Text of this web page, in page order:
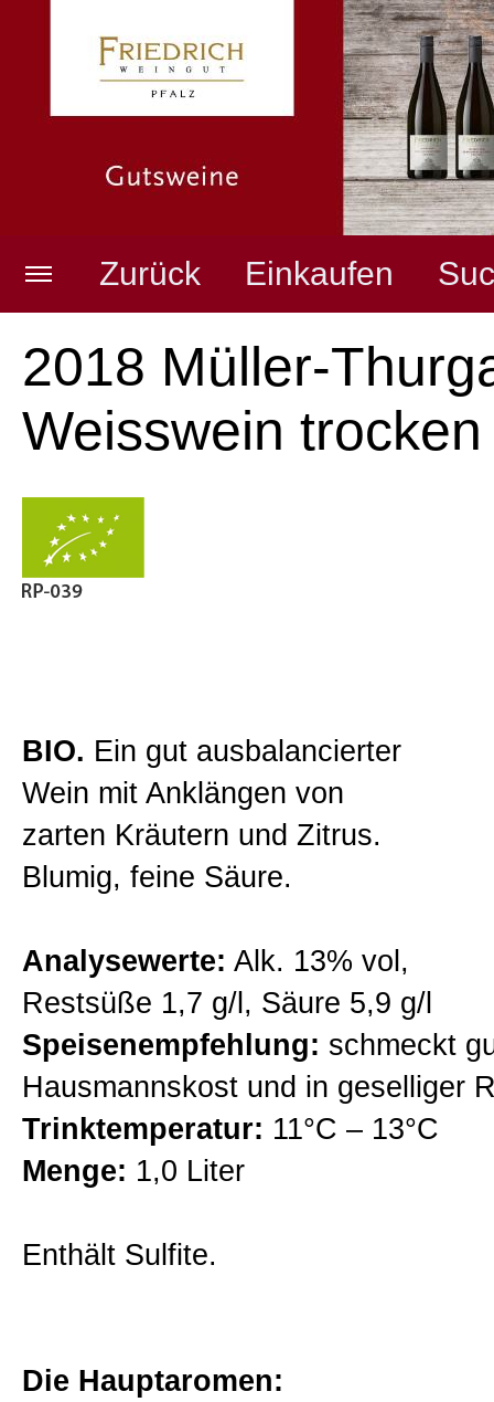
Zurück Einkaufen
Weingut
Pfälzer Weine
Gutsweine
Lagenweine
Premiumweine
Barriqueweine
Fritzl Weine
Naturwein
Probierpakete
Auszeichnungen
Merkzettel anzeigen
Warenkorb anzeigen
Zur Kasse gehen
2018 Müller-
Weisswein
BIO. Ein gut ausbalancierter
Wein mit Anklängen von
zarten Kräutern und Zitrus.
Blumig, feine Säure.
Analysewerte: Alk. 13% vol,
Restsüße 1,7 g/l, Säure 5,9 g/l
Speisenempfehlung: schmeckt
Hausmannskost und in geselliger
Trinktemperatur: 11°C – 13°C
Menge: 1,0 Liter
Enthält Sulfite.
Die Hauptaromen: